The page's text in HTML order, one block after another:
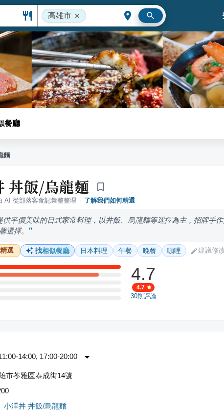
高雄市
餐廳
麵
丼飯/烏龍麵
AI 從部落客食記彙整整理 · 了解我們如何精選
供平價美味的日式家常料理，以丼飯、烏龍麵等選擇為主，招牌手
選擇。
選 找相似餐廳 日本料理 午餐 晚餐 咖哩 建議修
論
論 4.7
4.7
30則評論
14:00, 17:00-20:00
市苓雅區泰成街14號
小澤丼 丼飯/烏龍麵